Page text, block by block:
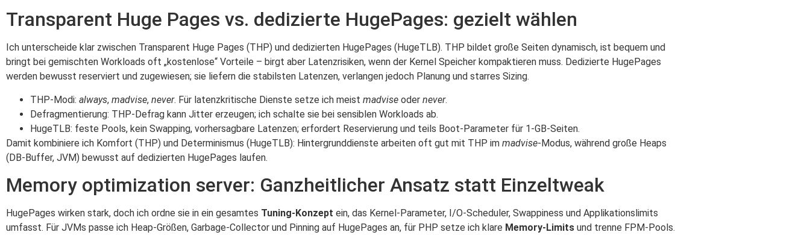
Transparent Huge Pages vs. dedizierte HugePages: gezielt wählen
Ich unterscheide klar zwischen Transparent Huge Pages (THP) und dedizierten HugePages (HugeTLB). THP bildet große Seiten dynamisch, ist bequem und
bringt bei gemischten Workloads oft „kostenlose“ Vorteile – birgt aber Latenzrisiken, wenn der Kernel Speicher kompaktieren muss. Dedizierte HugePages
werden bewusst reserviert und zugewiesen; sie liefern die stabilsten Latenzen, verlangen jedoch Planung und starres Sizing.
THP‑Modi: always, madvise, never. Für latenzkritische Dienste setze ich meist madvise oder never.
Defragmentierung: THP‑Defrag kann Jitter erzeugen; ich schalte sie bei sensiblen Workloads ab.
HugeTLB: feste Pools, kein Swapping, vorhersagbare Latenzen; erfordert Reservierung und teils Boot‑Parameter für 1‑GB‑Seiten.
Damit kombiniere ich Komfort (THP) und Determinismus (HugeTLB): Hintergrunddienste arbeiten oft gut mit THP im madvise‑Modus, während große Heaps
(DB‑Buffer, JVM) bewusst auf dedizierten HugePages laufen.
Memory optimization server: Ganzheitlicher Ansatz statt Einzeltweak
HugePages wirken stark, doch ich ordne sie in ein gesamtes Tuning‑Konzept ein, das Kernel‑Parameter, I/O‑Scheduler, Swappiness und Applikationslimits
umfasst. Für JVMs passe ich Heap‑Größen, Garbage‑Collector und Pinning auf HugePages an, für PHP setze ich klare Memory‑Limits und trenne FPM‑Pools.